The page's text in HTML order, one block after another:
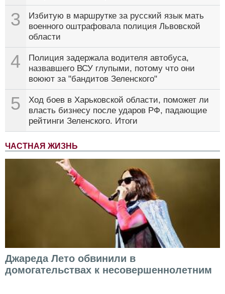
3
Избитую в маршрутке за русский язык мать
военного оштрафовала полиция Львовской
области
4
Полиция задержала водителя автобуса,
назвавшего ВСУ глупыми, потому что они
воюют за "бандитов Зеленского"
5
Ход боев в Харьковской области, поможет ли
власть бизнесу после ударов РФ, падающие
рейтинги Зеленского. Итоги
ЧАСТНАЯ ЖИЗНЬ
Джареда Лето обвинили в
домогательствах к несовершеннолетним